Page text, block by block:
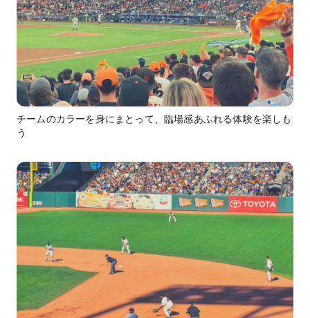
チームのカラーを身にまとって、臨場感あふれる体験を楽しも
う